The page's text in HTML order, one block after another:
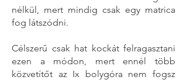
nélkül, mert mindig csak egy matrica
fog látszódni.
Célszerű csak hat kockát felragasztani
ezen a módon, mert ennél több
közvetítőt az Ix bolygóra nem fogsz